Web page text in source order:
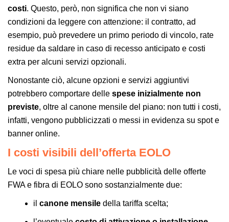
costi. Questo, però, non significa che non vi siano
condizioni da leggere con attenzione: il contratto, ad
esempio, può prevedere un primo periodo di vincolo, rate
residue da saldare in caso di recesso anticipato e costi
extra per alcuni servizi opzionali.
Nonostante ciò, alcune opzioni e servizi aggiuntivi
potrebbero comportare delle spese inizialmente non
previste, oltre al canone mensile del piano: non tutti i costi,
infatti, vengono pubblicizzati o messi in evidenza su spot e
banner online.
I costi visibili dell’offerta EOLO
Le voci di spesa più chiare nelle pubblicità delle offerte
FWA e fibra di EOLO sono sostanzialmente due:
il canone mensile della tariffa scelta;